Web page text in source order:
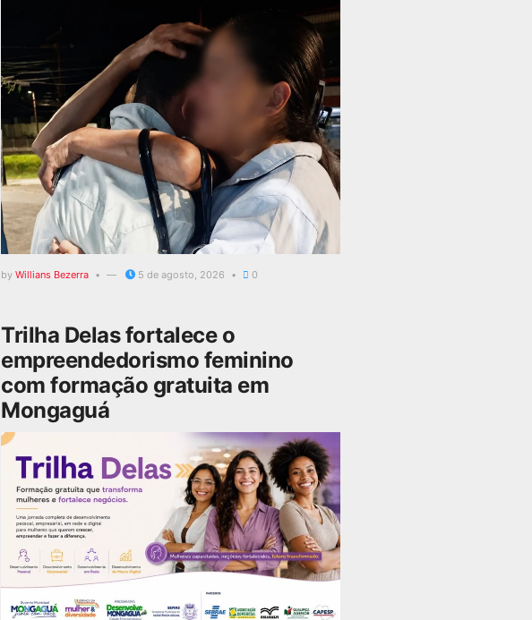
by Willians Bezerra 5 de agosto, 2026 0
Trilha Delas fortalece o
empreendedorismo feminino
com formação gratuita em
Mongaguá